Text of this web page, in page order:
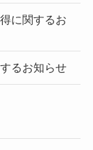
に関するお
るお知らせ